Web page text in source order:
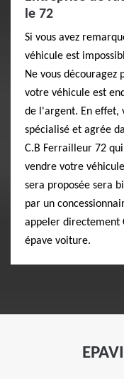
le 72
Si vous avez
véhicule est
Ne vous découragez
votre véhicule est
de l'argent. En effet,
spécialisé et agrée
C.B Ferrailleur 72
vendre votre
sera proposée sera
par un
appeler directement
épave voiture.